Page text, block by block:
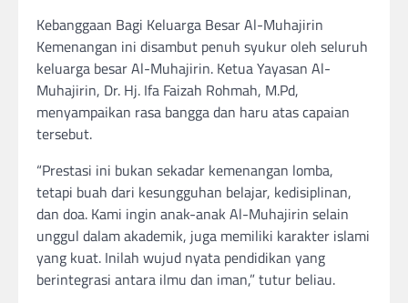
Kebanggaan Bagi Keluarga Besar Al-Muhajirin
Kemenangan ini disambut penuh syukur oleh seluruh
keluarga besar Al-Muhajirin. Ketua Yayasan Al-
Muhajirin, Dr. Hj. Ifa Faizah Rohmah, M.Pd,
menyampaikan rasa bangga dan haru atas capaian
tersebut.
“Prestasi ini bukan sekadar kemenangan lomba,
tetapi buah dari kesungguhan belajar, kedisiplinan,
dan doa. Kami ingin anak-anak Al-Muhajirin selain
unggul dalam akademik, juga memiliki karakter islami
yang kuat. Inilah wujud nyata pendidikan yang
berintegrasi antara ilmu dan iman,” tutur beliau.